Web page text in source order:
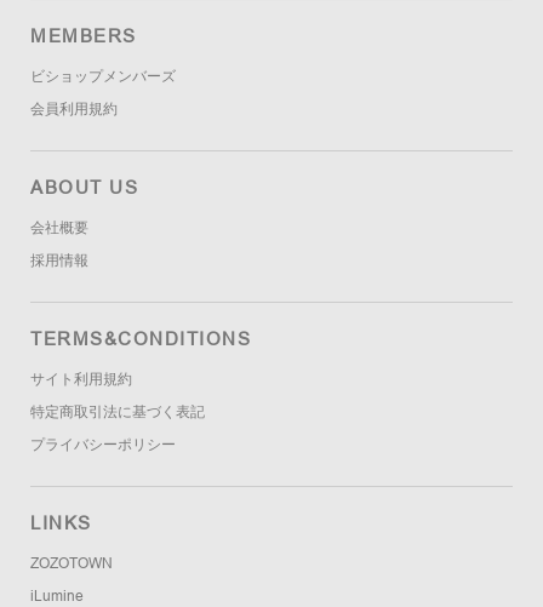
MEMBERS
ビショップメンバーズ
会員利用規約
ABOUT US
会社概要
採用情報
TERMS&CONDITIONS
サイト利用規約
特定商取引法に基づく表記
プライバシーポリシー
LINKS
ZOZOTOWN
iLumine